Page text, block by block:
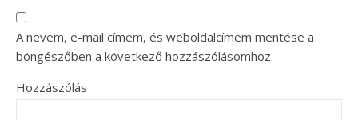
A nevem, e-mail címem, és weboldalcímem mentése a
böngészőben a következő hozzászólásomhoz.
Hozzászólás